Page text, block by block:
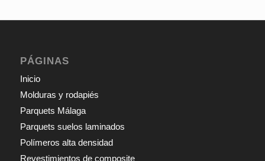
PÁGINAS
Inicio
Molduras y rodapiés
Parquets Málaga
Parquets suelos laminados
Polímeros alta densidad
Revestimientos de composite